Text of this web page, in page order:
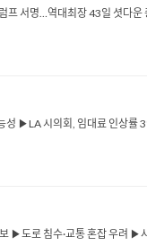
서명…역대최장 43일 셧다
▶LA 시의회, 임대료 인상
▶도로 침수·교통 혼잡 우려 ▶